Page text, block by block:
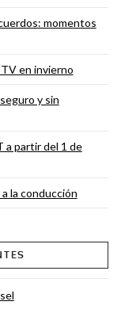
momentos
en invierno
y sin
a partir del 1 de
la conducción